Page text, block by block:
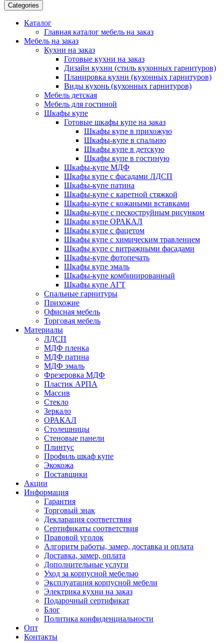
Categories
Каталог
Главная каталог мебель на заказ
Мебель на заказ
Кухни на заказ
Готовые кухни на заказ
Дизайн кухни (стиль кухонных гарнитуров)
Планировка кухни (кухонных гарнитуров)
Виды кухонь (кухонных гарнитуров)
Мебель детская
Мебель для гостиной
Шкафы купе
Готовые шкафы купе на заказ
Шкафы купе в прихожую
Шкафы-купе в спальню
Шкафы купе в детскую
Шкафы купе в гостиную
Шкафы-купе МДФ
Шкафы купе с фасадами ЛДСП
Шкафы-купе патина
Шкафы-купе с каретной стяжкой
Шкафы-купе с кожаными вставками
Шкафы-купе с пескоструйным рисунком
Шкафы купе ОРАКАЛ
Шкафы купе с фацетом
Шкафы купе с химическим травлением
Шкафы купе с витражными фасадами
Шкафы-купе фотопечать
Шкафы купе эмаль
Шкафы-купе комбинированный
Шкафы купе АГТ
Спальные гарнитуры
Прихожие
Офисная мебель
Торговая мебель
Материалы
ЛДСП
МДФ пленка
МДФ патина
МДФ эмаль
Фрезеровка МДФ
Пластик АРПА
Массив
Стекло
Зеркало
ОРАКАЛ
Столешницы
Стеновые панели
Плинтус
Профиль шкаф купе
Экокожа
Поставщики
Акции
Информация
Гарантия
Торговый знак
Декларация соответствия
Сертификаты соответствия
Правовой уголок
Алгоритм работы, замер, доставка и оплата
Доставка, замер, оплата
Дополнительные услуги
Уход за корпусной мебелью
Эксплуатация корпусной мебели
Электрика кухни на заказ
Подарочный сертификат
Блог
Политика конфиденциальности
Опт
Контакты